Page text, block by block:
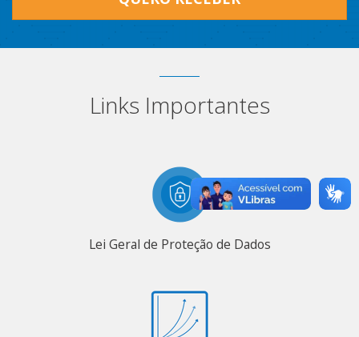
Links Importantes
Lei Geral de Proteção de Dados